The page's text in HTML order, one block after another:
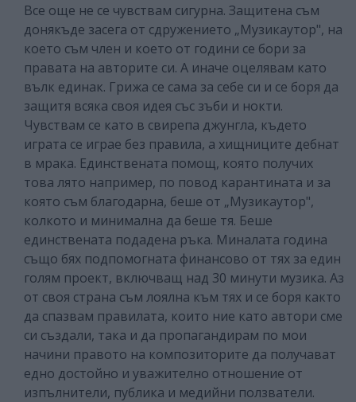
Все още не се чувствам сигурна. Защитена съм
донякъде засега от сдружението „Музикаутор", на
което съм член и което от години се бори за
правата на авторите си. А иначе оцелявам като
вълк единак. Грижа се сама за себе си и се боря да
защитя всяка своя идея със зъби и нокти.
Чувствам се като в свирепа джунгла, където
играта се играе без правила, а хищниците дебнат
в мрака. Единствената помощ, която получих
това лято например, по повод карантината и за
която съм благодарна, беше от „Музикаутор",
колкото и минимална да беше тя. Беше
единствената подадена ръка. Миналата година
също бях подпомогната финансово от тях за един
голям проект, включващ над 30 минути музика. Аз
от своя страна съм лоялна към тях и се боря както
да спазвам правилата, които ние като автори сме
си създали, така и да пропагандирам по мои
начини правото на композиторите да получават
едно достойно и уважително отношение от
изпълнители, публика и медийни ползватели.